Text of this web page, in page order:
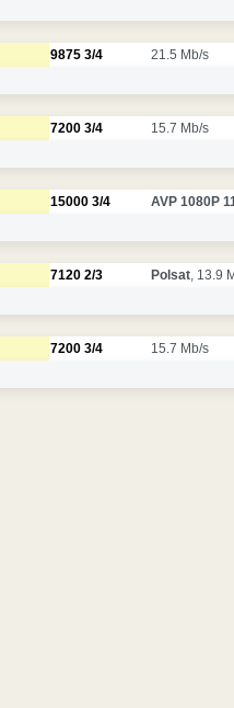
9875 3/4 21.5 Mb/s
7200 3/4 15.7 Mb/s
15000 3/4 AVP 1080P
7120 2/3 Polsat , 13.9
7200 3/4 15.7 Mb/s